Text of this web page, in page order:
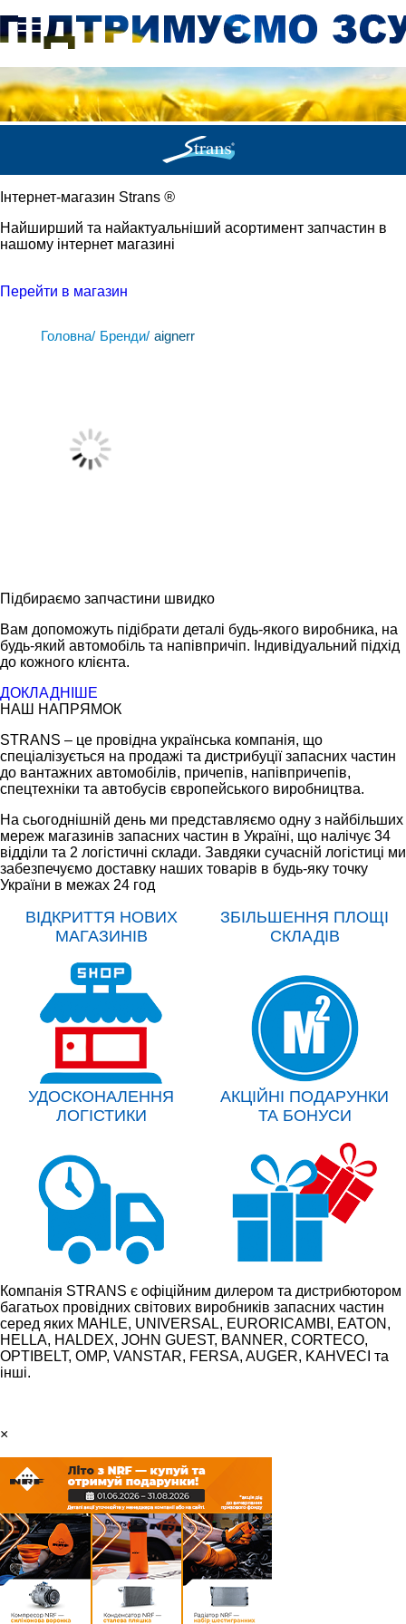
Iнтернет-магазин Strans ®
Найширший та найактуальніший асортимент запчастин в
нашому інтернет магазині
Перейти в магазин
Головна/ Бренди/ aignerr
Підбираємо запчастини швидко
Вам допоможуть підібрати деталі будь-якого виробника, на
будь-який автомобіль та напівпричіп. Індивідуальний підхід
до кожного клієнта.
ДОКЛАДНІШЕ
НАШ НАПРЯМОК
STRANS – це провідна українська компанія, що
спеціалізується на продажі та дистрибуції запасних частин
до вантажних автомобілів, причепів, напівпричепів,
спецтехніки та автобусів європейського виробництва.
На сьогоднішній день ми представляємо одну з найбільших
мереж магазинів запасних частин в Україні, що налічує 34
відділи та 2 логістичні склади. Завдяки сучасній логістиці ми
забезпечуємо доставку наших товарів в будь-яку точку
України в межах 24 год
ВІДКРИТТЯ НОВИХ
МАГАЗИНІВ
ЗБІЛЬШЕННЯ ПЛОЩІ
СКЛАДІВ
УДОСКОНАЛЕННЯ
ЛОГІСТИКИ
АКЦІЙНІ ПОДАРУНКИ
ТА БОНУСИ
Компанія STRANS є офіційним дилером та дистрибютором
багатьох провідних світових виробників запасних частин
серед яких MAHLE, UNIVERSAL, EURORICAMBI, EATON,
HELLA, HALDEX, JOHN GUEST, BANNER, CORTECO,
OPTIBELT, OMP, VANSTAR, FERSA, AUGER, KAHVECI та
інші.
×